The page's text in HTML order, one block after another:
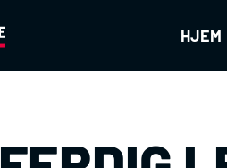
HJEM